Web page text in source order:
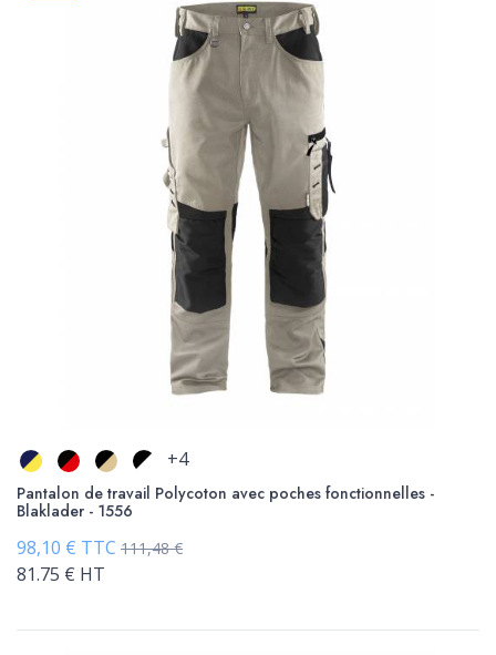
+4
Pantalon de travail Polycoton avec poches fonctionnelles -
Blaklader - 1556
98,10 € TTC 111,48 €
81.75 € HT